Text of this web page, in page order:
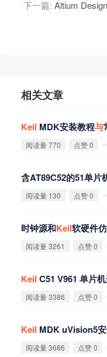
下一篇: Altium
相关文章
Keil MDK安装教程与
阅读量 770 点赞 0
阅读量 130 点赞 0
时钟源和Keil软硬件
阅读量 3261 点赞 0
Keil C51 V961 单片
阅读量 3386 点赞 0
Keil MDK uVision5安装
阅读量 3686 点赞 0